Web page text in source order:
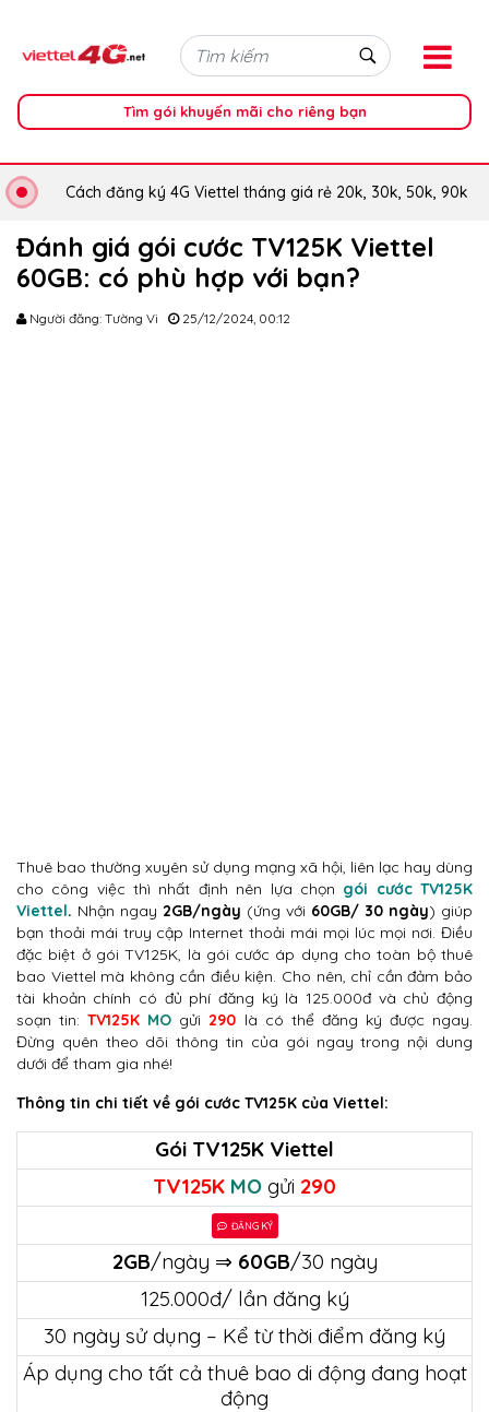
Tìm gói khuyến mãi cho riêng bạn
Cách đăng ký 4G Viettel tháng giá rẻ 20k, 30k, 50k, 90k
Đánh giá gói cước TV125K Viettel
60GB: có phù hợp với bạn?
Người đăng: Tường Vi 25/12/2024, 00:12
Thuê bao thường xuyên sử dụng mạng xã hội, liên lạc hay dùng
cho công việc thì nhất định nên lựa chọn gói cước TV125K
Viettel. Nhận ngay 2GB/ngày (ứng với 60GB/ 30 ngày) giúp
bạn thoải mái truy cập Internet thoải mái mọi lúc mọi nơi. Điều
đặc biệt ở gói TV125K, là gói cước áp dụng cho toàn bộ thuê
bao Viettel mà không cần điều kiện. Cho nên, chỉ cần đảm bảo
tài khoản chính có đủ phí đăng ký là 125.000đ và chủ động
soạn tin:TV125K MO gửi 290 là có thể đăng ký được ngay.
Đừng quên theo dõi thông tin của gói ngay trong nội dung
dưới để tham gia nhé!
Thông tin chi tiết về gói cước TV125K của Viettel:
Gói TV125K Viettel
TV125K MO gửi 290
ĐĂNG KÝ
2GB/ngày ⇒ 60GB/30 ngày
125.000đ/ lần đăng ký
30 ngày sử dụng – Kể từ thời điểm đăng ký
Áp dụng cho tất cả thuê bao di động đang hoạt
động